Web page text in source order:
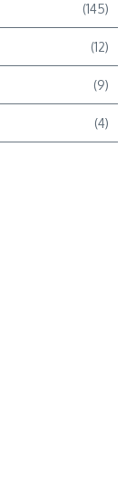
(145)
(12)
(9)
(4)